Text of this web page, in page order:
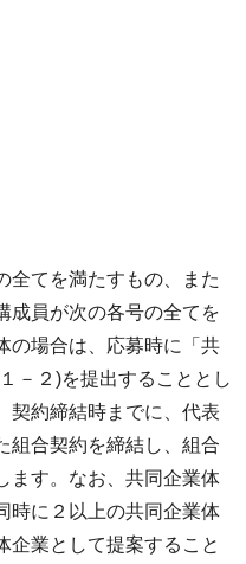
全てを満たすもの、また
成員が次の各号の全てを
の場合は、応募時に「共
－２)を提出することとし
契約締結時までに、代表
組合契約を締結し、組合
ます。なお、共同企業体
時に２以上の共同企業体
企業として提案すること